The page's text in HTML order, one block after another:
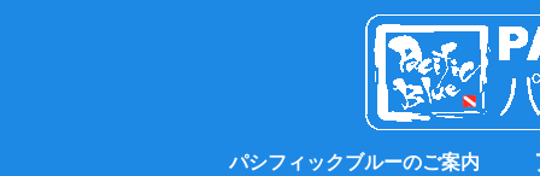
パシフィックブルーのご案内